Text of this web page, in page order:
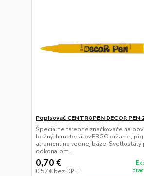
Popisovač CENTROPEN DECOR PEN
Špeciálne farebné značkovače na
bežných materiálov.ERGO držanie,
atrament na vodnej báze. Svetlostály
dokonalom...
0,70 €
0,57 € bez DPH